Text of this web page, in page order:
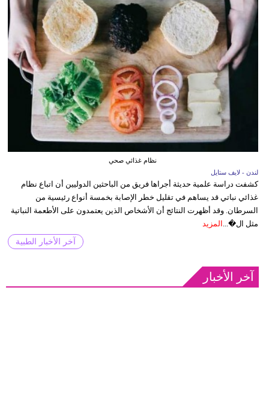
نظام غذائي صحي
لندن - لايف ستايل
كشفت دراسة علمية حديثة أجراها فريق من الباحثين الدوليين أن اتباع نظام
غذائي نباتي قد يساهم في تقليل خطر الإصابة بخمسة أنواع رئيسية من
السرطان. وقد أظهرت النتائج أن الأشخاص الذين يعتمدون على الأطعمة النباتية
مثل ال�...
المزيد
آخر الأخبار الطبية
آخر الأخبار